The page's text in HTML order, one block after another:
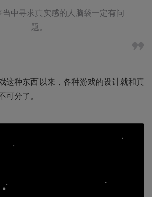
中寻求真实感的人脑袋一定有问
题。
这种东西以来，各种游戏的设计就和真
分了。